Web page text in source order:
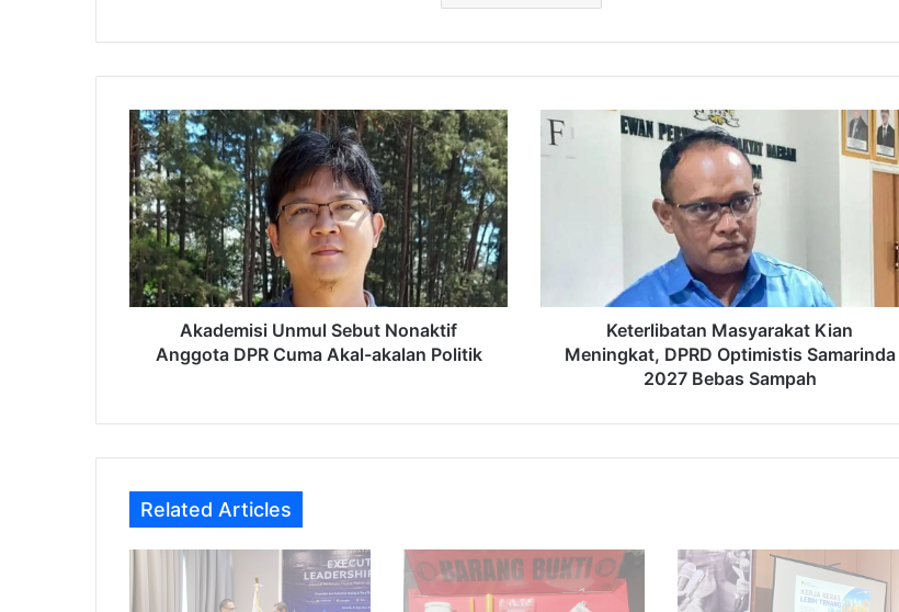
Akademisi
Unmul
Sebut
Nonaktif
Anggota
DPR
Cuma
Akal-
akalan
Akademisi Unmul Sebut Nonaktif
Anggota DPR Cuma Akal-akalan Politik
Keterlibatan
Masyarakat
Bebas
Keterlibatan Masyarakat Kian
Meningkat, DPRD Optimistis Samarinda
2027 Bebas Sampah
Related Articles